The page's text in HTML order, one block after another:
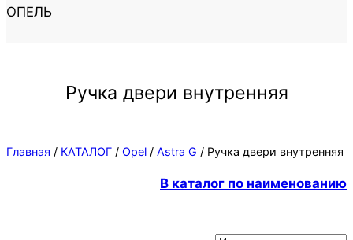
ОПЕЛЬ
Ручка двери внутренняя
Главная / КАТАЛОГ / Opel / Astra G / Ручка двери внутренняя
В каталог по наименованию